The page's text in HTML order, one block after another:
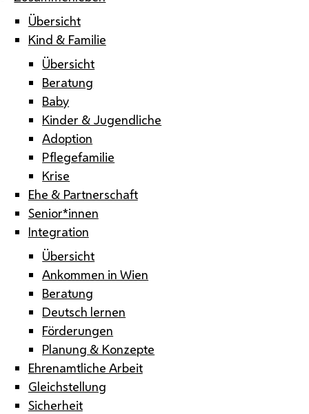
Übersicht
Kind & Familie
Übersicht
Beratung
Baby
Kinder & Jugendliche
Adoption
Pflegefamilie
Krise
Ehe & Partnerschaft
Senior*innen
Integration
Übersicht
Ankommen in Wien
Beratung
Deutsch lernen
Förderungen
Planung & Konzepte
Ehrenamtliche Arbeit
Gleichstellung
Sicherheit